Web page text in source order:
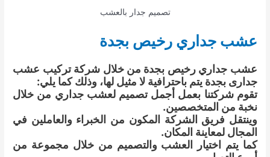
تصميم جدار بالعشب
عشب جداري رخيص بجدة
عشب جداري رخيص بجدة من خلال شركة تركيب عشب
جدارى بجدة يتم باحترافية لا مثيل لها، وذلك كما يلي:
تقوم شركتنا بعمل أجمل تصميم لعشب جداري من خلال
نخبة من المتخصصين.
وينتقل فريق الشركة المكون من الخبراء والعاملين في
المجال لمعاينة المكان.
كما يتم اختيار العشب والتصميم من خلال مجموعة من